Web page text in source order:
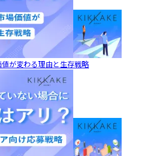
が変わる理由と生存戦略